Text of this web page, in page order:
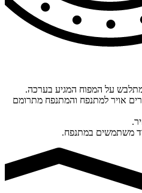
על המפוח המגיע בערכה.
אויר למתנפח והמתנפח מתרומם
משתמשים במתנפח.